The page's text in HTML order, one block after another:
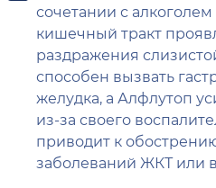
сочетании с
кишечный тракт
раздражения
способен вызвать
желудка, а Алфлутоп
из-за своего
приводит к
заболеваний ЖКТ или